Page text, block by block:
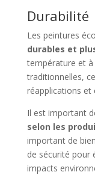
Durabilité
Les peintures
durables et
température et à
traditionnelles,
réapplications et
Il est important
selon les
important de
de sécurité pour
impacts